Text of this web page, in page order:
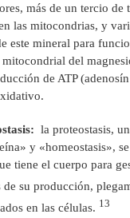
más de un tercio de
las mitocondrias, y
este mineral para
del
de ATP
la proteostasis,
y «homeostasis»,
tiene el cuerpo para
de su producción,
en las células. 13